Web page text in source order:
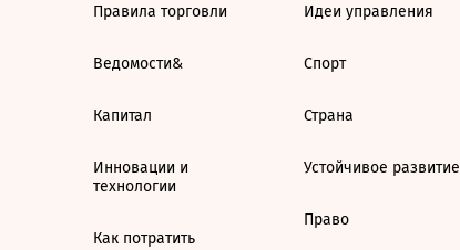
Правила торговли
Ведомости&
Капитал
Инновации и
технологии
Как потратить
Идеи управления
Спорт
Страна
Устойчивое развитие
Право